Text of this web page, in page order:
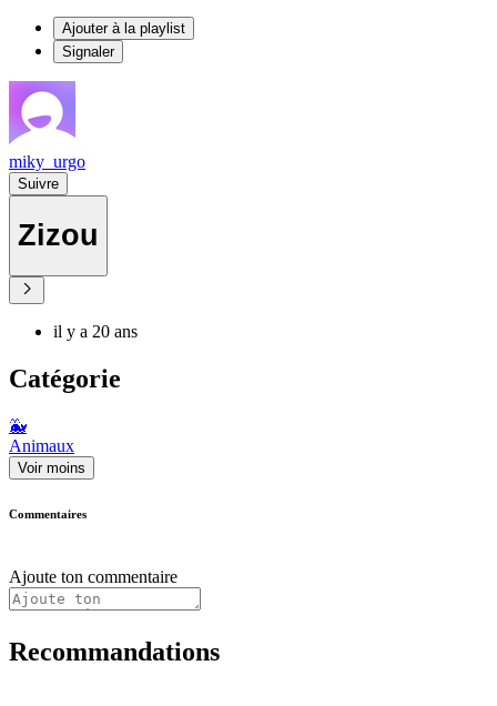
Ajouter à la playlist
Signaler
miky_urgo
Suivre
Zizou
il y a 20 ans
Catégorie
🐳
Animaux
Voir moins
Commentaires
Ajoute ton commentaire
Recommandations